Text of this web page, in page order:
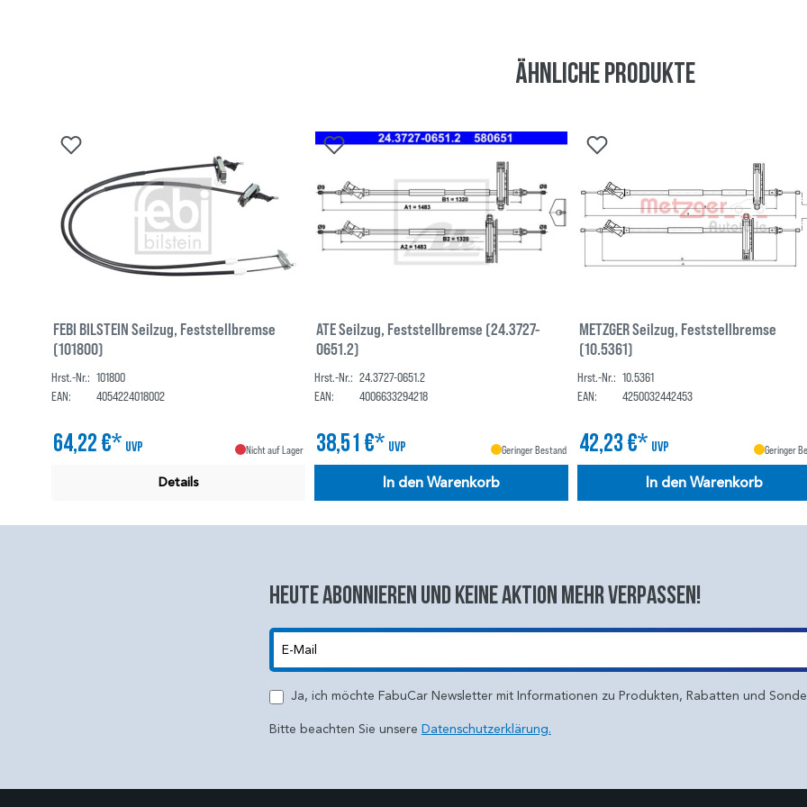
Ähnliche Produkte
FEBI BILSTEIN Seilzug, Feststellbremse
(101800)
Hrst.-Nr.: 101800
EAN:
4054224018002
64,22 €* UVP Nicht auf Lager
Details
ATE Seilzug, Feststellbremse (24.3727-
0651.2)
Hrst.-Nr.: 24.3727-0651.2
EAN:
4006633294218
38,51 €* UVP Geringer Bestand
In den Warenkorb
METZGER Seilzug, Feststellbremse
(10.5361)
Hrst.-Nr.: 10.5361
EAN:
4250032442453
42,23 €* UVP Geringer
In den Warenkorb
Heute abonnieren und keine aktion mehr verpassen!
Ja, ich möchte FabuCar Newsletter mit Informationen zu Produkten, Rabatten und
Bitte beachten Sie unsere Datenschutzerklärung.